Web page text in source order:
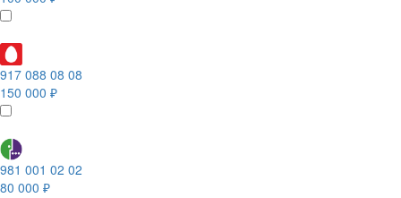
917 088 08 08
150 000 ₽
981 001 02 02
80 000 ₽